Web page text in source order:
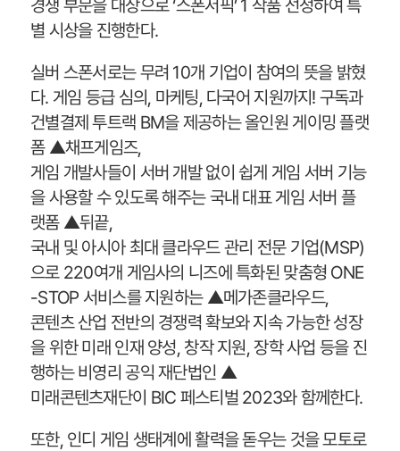
경쟁 부문을 대상으로 ‘스폰서픽’ 1 작품 선정하여 특
별 시상을 진행한다.
실버 스폰서로는 무려 10개 기업이 참여의 뜻을 밝혔
다. 게임 등급 심의, 마케팅, 다국어 지원까지! 구독과
건별결제 투트랙 BM을 제공하는 올인원 게이밍 플랫
폼 ▲채프게임즈,
게임 개발사들이 서버 개발 없이 쉽게 게임 서버 기능
을 사용할 수 있도록 해주는 국내 대표 게임 서버 플
랫폼 ▲뒤끝,
국내 및 아시아 최대 클라우드 관리 전문 기업(MSP)
으로 220여개 게임사의 니즈에 특화된 맞춤형 ONE
-STOP 서비스를 지원하는 ▲메가존클라우드,
콘텐츠 산업 전반의 경쟁력 확보와 지속 가능한 성장
을 위한 미래 인재 양성, 창작 지원, 장학 사업 등을 진
행하는 비영리 공익 재단법인 ▲
미래콘텐츠재단이 BIC 페스티벌 2023와 함께한다.
또한, 인디 게임 생태계에 활력을 돋우는 것을 모토로